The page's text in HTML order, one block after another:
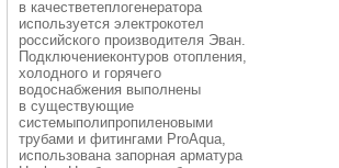
в качестветеплогенератора
используется электрокотел
российского производителя Эван.
Подключениеконтуров отопления,
холодного и горячего
водоснабжения выполнены
в существующие
системыполипропиленовыми
трубами и фитингами ProAqua,
использована запорная арматура